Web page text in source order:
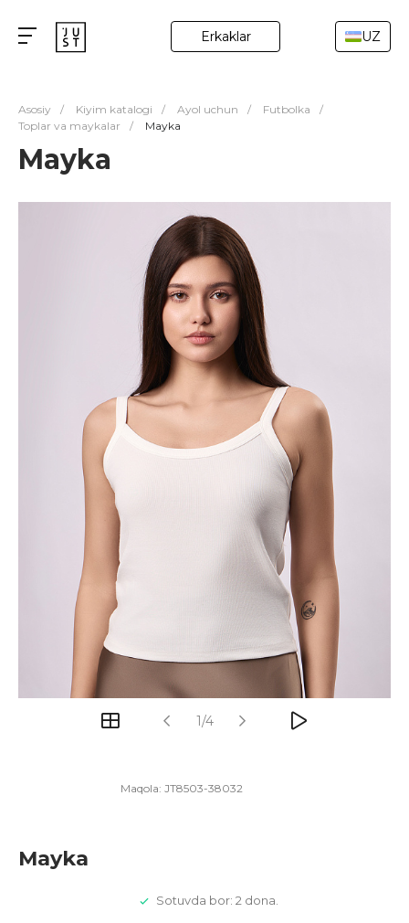
Erkaklar UZ
Asosiy / Kiyim katalogi / Ayol uchun / Futbolka
/
Toplar va maykalar
/ Mayka
Mayka
1/4
Maqola: JT8503-38032
Mayka
Sotuvda bor: 2 dona.